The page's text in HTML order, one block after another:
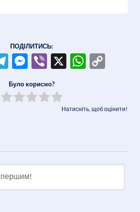
ПОДІЛИТИСЬ:
Telegram
Messenger
Viber
X
Було корисно?
Натисніть, щоб оцінити!